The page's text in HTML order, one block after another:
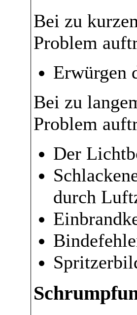
Bei zu
Problem
Erwürgen
Bei zu
Problem
Der
durch